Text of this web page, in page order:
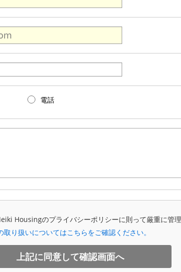
電話
Housingのプライバシーポリシーに則って厳重に管理
取り扱いについてはこちらをご確認ください。
上記に同意して確認画面へ